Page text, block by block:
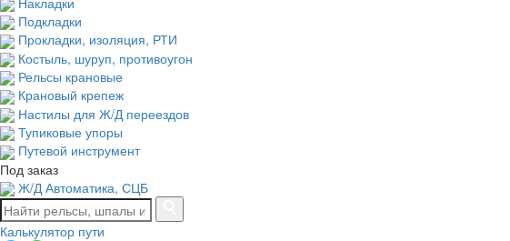
Подкладки
Прокладки, изоляция, РТИ
Костыль, шуруп, противоугон
Рельсы крановые
Крановый крепеж
Настилы для Ж/Д переездов
Тупиковые упоры
Путевой инструмент
Под заказ
Ж/Д Автоматика, СЦБ
Калькулятор пути